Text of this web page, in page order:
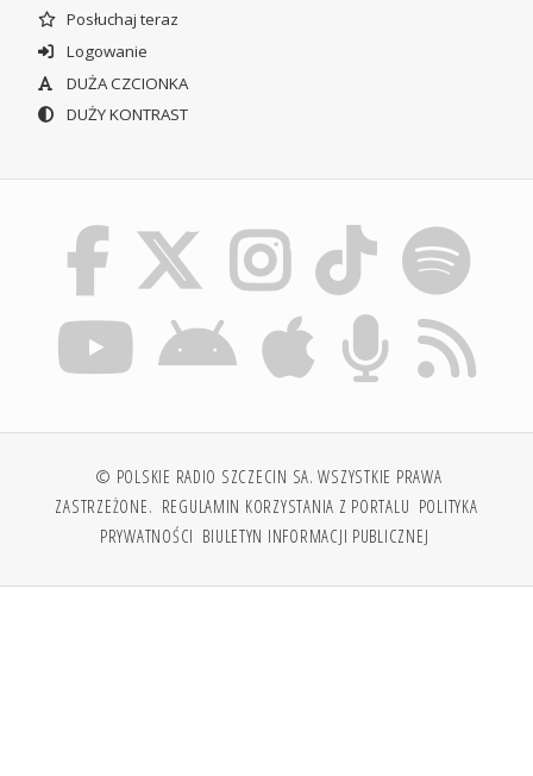
Posłuchaj teraz
Logowanie
DUŻA CZCIONKA
DUŻY KONTRAST
© POLSKIE RADIO SZCZECIN SA. WSZYSTKIE PRAWA
ZASTRZEŻONE. REGULAMIN KORZYSTANIA Z PORTALU POLITYKA
PRYWATNOŚCI BIULETYN INFORMACJI PUBLICZNEJ